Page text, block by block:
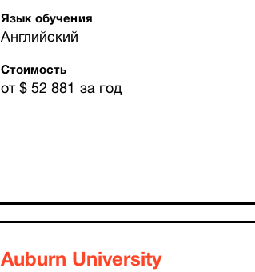
Язык обучения
Английский
Стоимость
от $ 52 881 за год
Auburn University